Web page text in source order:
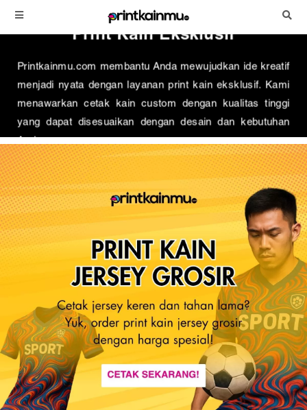
Wujudkan Ide Kreatif Dengan
Print Kain Eksklusif
Printkainmu.com membantu Anda mewujudkan ide kreatif
menjadi nyata dengan layanan print kain eksklusif. Kami
menawarkan cetak kain custom dengan kualitas tinggi
yang dapat disesuaikan dengan desain dan kebutuhan
Cetak Sekarang